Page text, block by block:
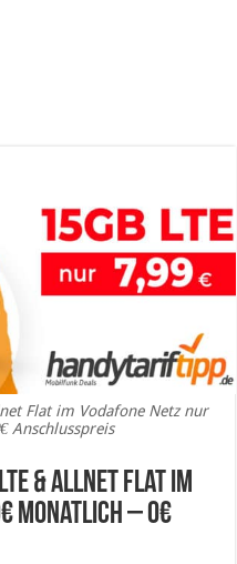
Flat im Vodafone Netz nur
Anschlusspreis
& Allnet Flat im
monatlich – 0€